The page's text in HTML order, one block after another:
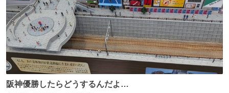
阪神優勝したらどうするんだよ…